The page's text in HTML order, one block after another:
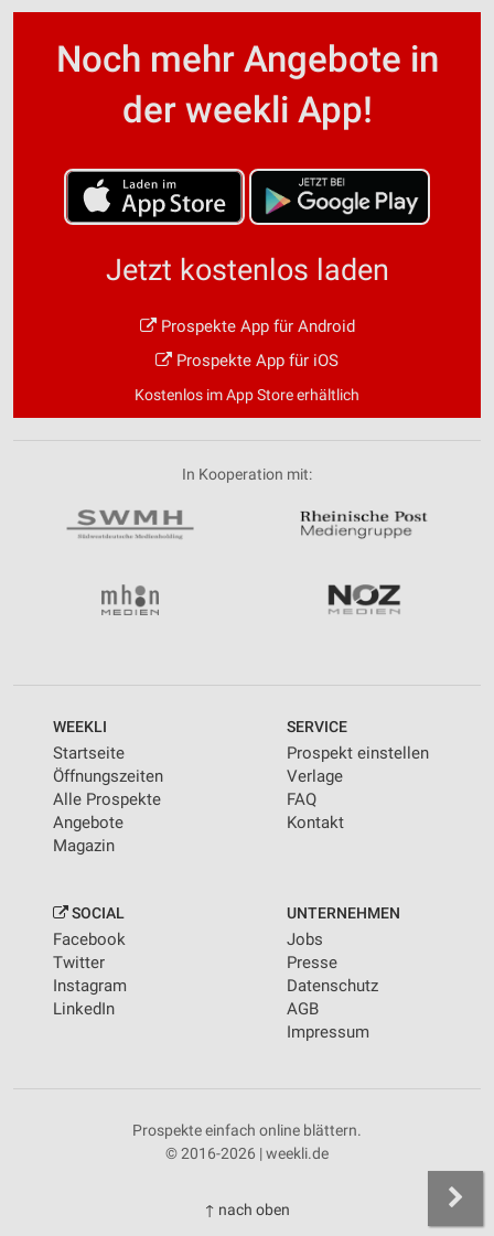
Noch mehr Angebote in
der weekli App!
Jetzt kostenlos laden
Prospekte App für Android
Prospekte App für iOS
Kostenlos im App Store erhältlich
In Kooperation mit:
WEEKLI
Startseite
Öffnungszeiten
Alle Prospekte
Angebote
Magazin
SERVICE
Prospekt einstellen
Verlage
FAQ
Kontakt
SOCIAL
Facebook
Twitter
Instagram
LinkedIn
UNTERNEHMEN
Jobs
Presse
Datenschutz
AGB
Impressum
Prospekte einfach online blättern.
© 2016-2026 | weekli.de
↑ nach oben